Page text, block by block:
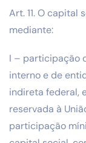
Art. 11. O capital
mediante:
I – participação
interno e de
indireta federal,
reservada à
participação